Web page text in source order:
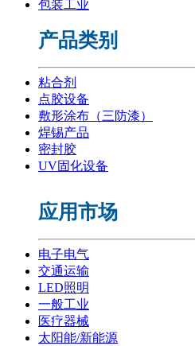
包装工业
产品类别
粘合剂
点胶设备
敷形涂布（三防漆）
焊锡产品
密封胶
UV固化设备
应用市场
电子电气
交通运输
LED照明
一般工业
医疗器械
太阳能/新能源